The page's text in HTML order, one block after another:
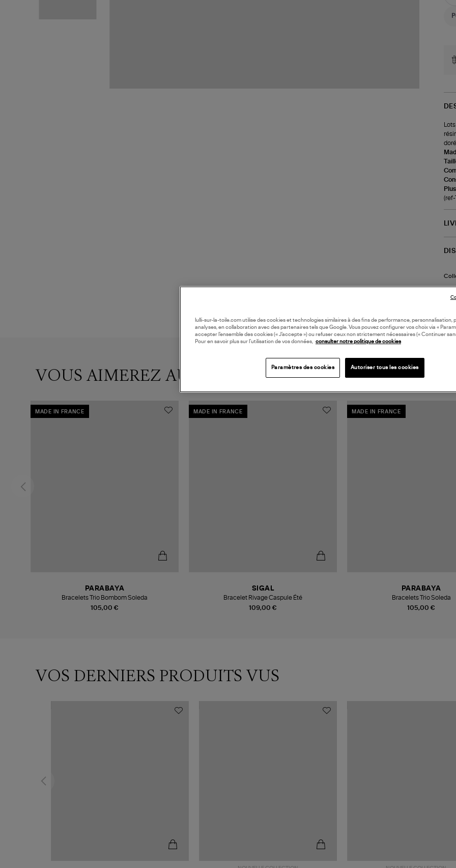
(ref-
VOUS AIMEREZ AUSSI
MADE IN FRANCE
105,00 €
PARABAYA
Bracelets Trio Bombom Soleda
MADE IN FRANCE
109,00 €
SIGAL
Bracelet Rivage Caspule Été
MADE IN FRANCE
105,00 €
PARABAYA
Bracelets Trio Soleda
VOS DERNIERS PRODUITS VUS
lulli-sur-la-toile.com utilise des cookies et technologies similaires à des fins de performance, personnalisation,
analyses, en collaboration avec des partenaires tels que Google. Vous pouvez configurer vos choix via «
accepter l’ensemble des cookies (« J’accepte ») ou refuser ceux non strictement nécessaires (« Continuer
Pour en savoir plus sur l’utilisation de vos données, consulter notre politique de cookies
Paramètres des cookies Autoriser tous les cookies